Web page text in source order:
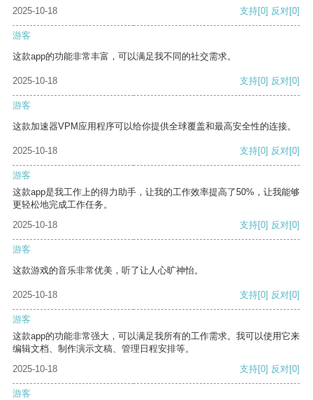
2025-10-18
支持[0] 反对[0]
游客
这款app的功能非常丰富，可以满足我不同的社交需求。
2025-10-18 支持[0] 反对[0]
游客
这款加速器VPM应用程序可以给你提供全球覆盖和最高安全性的连接。
2025-10-18 支持[0] 反对[0]
游客
这款app是我工作上的得力助手，让我的工作效率提高了50%，让我能够
更轻松地完成工作任务。
2025-10-18
支持[0] 反对[0]
游客
这款游戏的音乐非常优美，听了让人心旷神怡。
2025-10-18 支持[0] 反对[0]
游客
这款app的功能非常强大，可以满足我所有的工作需求。我可以使用它来
编辑文档、制作演示文稿、管理日程安排等。
2025-10-18
支持[0] 反对[0]
游客